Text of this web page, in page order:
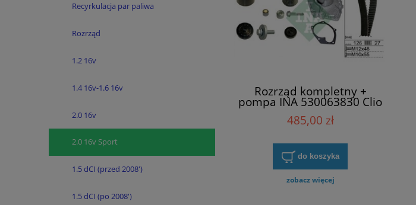
Recyrkulacja par paliwa
Rozrząd
1.2 16v
1.4 16v-1.6 16v
2.0 16v
2.0 16v Sport
1.5 dCI (przed 2008')
1.5 dCI (po 2008')
Rozrząd kompletny +
pompa INA 530063830 Clio
Espace Laguna Megane
Megane Scenic Vel Satis
485,00 zł
do koszyka
zobacz więcej